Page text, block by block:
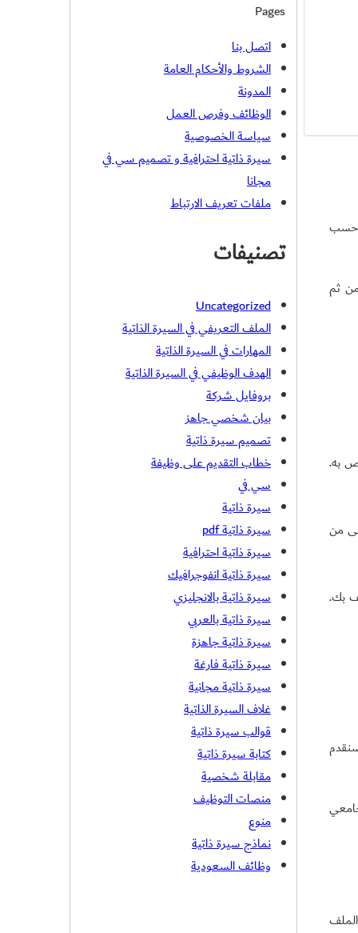
حسب
ثم
به.
من
بك.
Pages
اتصل بنا
الشروط والأحكام العامة
المدونة
الوظائف وفرص العمل
سياسة الخصوصية
سيرة ذاتية احترافية و تصميم سي في
مجانا
ملفات تعريف الارتباط
تصنيفات
Uncategorized
الملف التعريفي في السيرة الذاتية
المهارات في السيرة الذاتية
الهدف الوظيفي في السيرة الذاتية
بروفايل شركة
بيان شخصي جاهز
تصميم سيرة ذاتية
خطاب التقديم على وظيفة
سي في
سيرة ذاتية
سيرة ذاتية pdf
سيرة ذاتية احترافية
سيرة ذاتية انفوجرافيك
سيرة ذاتية بالانجليزي
سيرة ذاتية بالعربي
سيرة ذاتية جاهزة
سيرة ذاتية فارغة
سيرة ذاتية مجانية
غلاف السيرة الذاتية
قوالب سيرة ذاتية
كتابة سيرة ذاتية
مقابلة شخصية
منصات التوظيف
منوع
نماذج سيرة ذاتية
وظائف السعودية